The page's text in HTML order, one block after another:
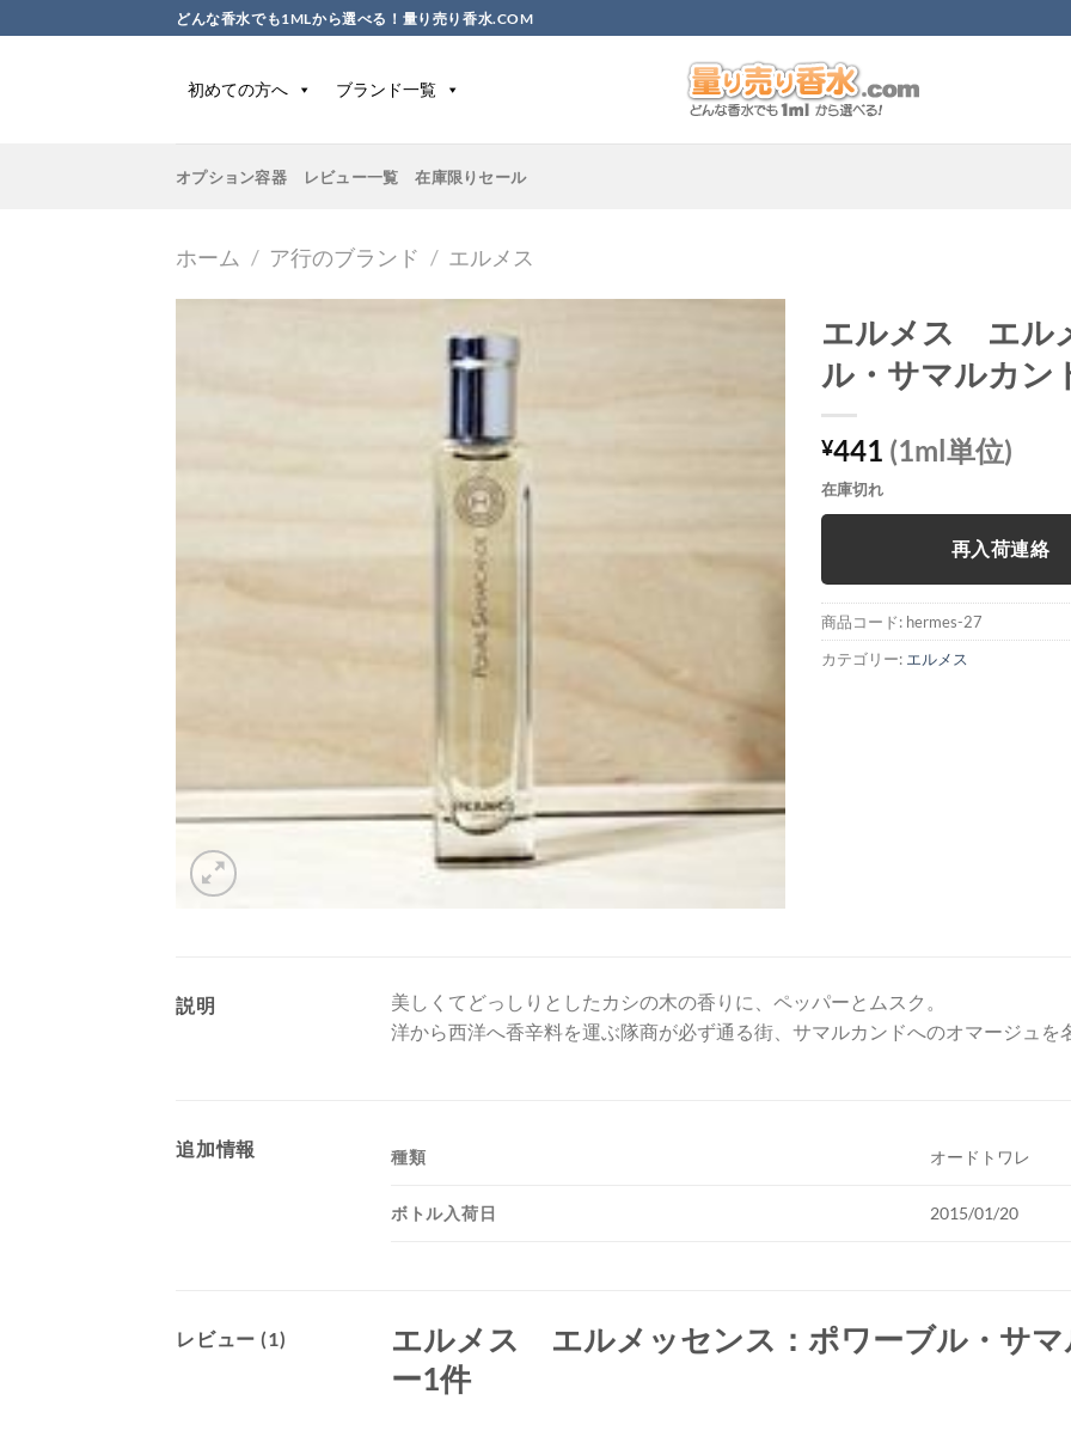
to
どんな香水でも1MLから選べる！量り売り香水.COM
初めての方へ ブランド一覧
オプション容器 レビュー一覧 在庫限りセール
ホーム / ア行のブランド / エルメス
エルメス エル
ル・サマルカン
¥441 (1ml単位)
在庫切れ
再入荷連絡
商品コード: hermes-27
カテゴリー: エルメス
説明
美しくてどっしりとしたカシの木の香りに、ペッパーとムスク。
洋から西洋へ香辛料を運ぶ隊商が必ず通る街、サマルカンドへのオマージュを
追加情報 種類 オードトワレ
ボトル入荷日 2015/01/20
レビュー (1) エルメス エルメッセンス：ポワーブル・サマ
ー1件